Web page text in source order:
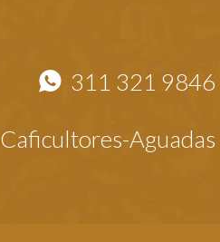
311 321 9846
Caficultores-Aguadas